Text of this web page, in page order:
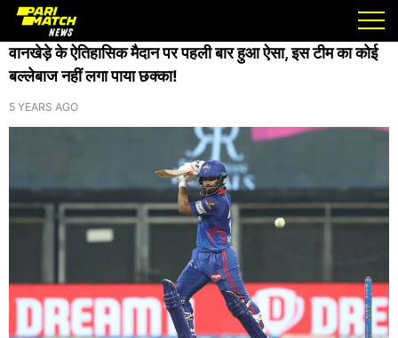
Home / Ipl वानखेड़े के ऐतिहासिक मैदान पर पहली बार हुआ ऐसा, इस टीम का कोई बल्लेबाज नहीं लगा पाया छक्का!
वानखेड़े के ऐतिहासिक मैदान पर पहली बार हुआ ऐसा, इस टीम का कोई
बल्लेबाज नहीं लगा पाया छक्का!
5 YEARS AGO